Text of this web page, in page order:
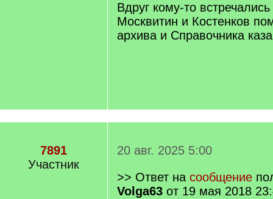
Вдруг кому-то
Москвитин и Костенков
архива и Справочника
7891
Участник
20 авг. 2025 5:00
>> Ответ на сообщение
Volga63 от 19 мая 2018